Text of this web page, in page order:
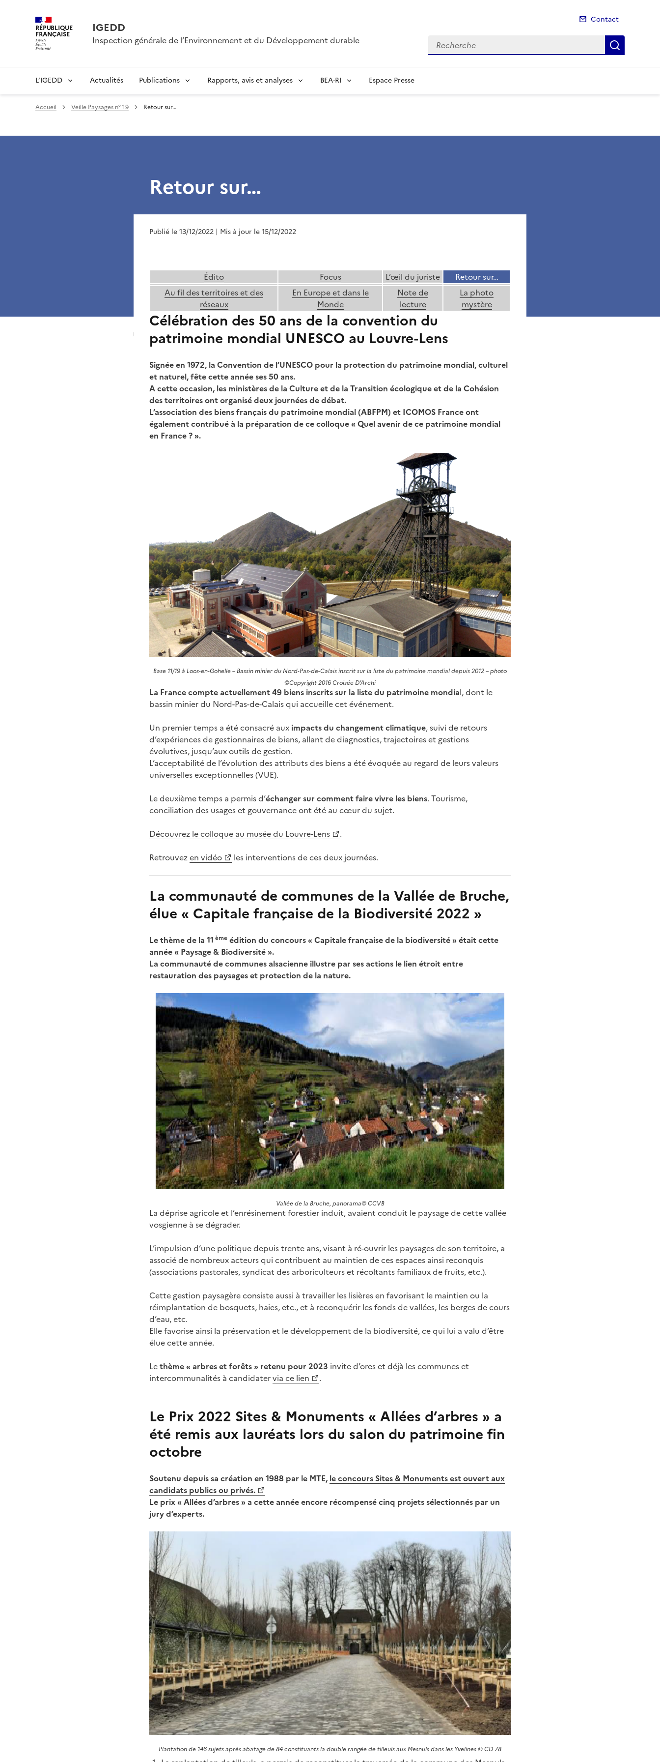
RÉPUBLIQUE
FRANÇAISE IGEDD
Inspection générale de l’Environnement et du Développement durable
Contact
Recherche
L’IGEDD Actualités Publications Rapports, avis et analyses BEA-RI Espace Presse
Accueil Veille Paysages n° 19 Retour sur…
Retour sur…
Publié le 13/12/2022 | Mis à jour le 15/12/2022
Édito Focus L’œil du juriste
Retour sur…
Au fil des territoires et des
réseaux
En Europe et dans le
Monde
Note de
lecture
La photo
mystère
Célébration des 50 ans de la convention du
patrimoine mondial UNESCO au Louvre-Lens
Signée en 1972, la Convention de l’UNESCO pour la protection du patrimoine mondial, culturel
et naturel, fête cette année ses 50 ans.
A cette occasion, les ministères de la Culture et de la Transition écologique et de la Cohésion
des territoires ont organisé deux journées de débat.
L’association des biens français du patrimoine mondial (ABFPM) et ICOMOS France ont
également contribué à la préparation de ce colloque « Quel avenir de ce patrimoine mondial
en France ? ».
Base 11/19 à Loos-en-Gohelle – Bassin minier du Nord-Pas-de-Calais inscrit sur la liste du patrimoine mondial depuis 2012 – photo
©Copyright 2016 Croisée D’Archi
La France compte actuellement 49 biens inscrits sur la liste du patrimoine mondial, dont le
bassin minier du Nord-Pas-de-Calais qui accueille cet événement.
Un premier temps a été consacré aux impacts du changement climatique, suivi de retours
d’expériences de gestionnaires de biens, allant de diagnostics, trajectoires et gestions
évolutives, jusqu’aux outils de gestion.
L’acceptabilité de l’évolution des attributs des biens a été évoquée au regard de leurs valeurs
universelles exceptionnelles (VUE).
Le deuxième temps a permis d’échanger sur comment faire vivre les biens. Tourisme,
conciliation des usages et gouvernance ont été au cœur du sujet.
Découvrez le colloque au musée du Louvre-Lens
.
Retrouvezen vidéo les interventions de ces deux journées.
La communauté de communes de la Vallée de Bruche,
élue « Capitale française de la Biodiversité 2022 »
Le thème de la 11 ème édition du concours « Capitale française de la biodiversité » était cette
année « Paysage & Biodiversité ».
La communauté de communes alsacienne illustre par ses actions le lien étroit entre
restauration des paysages et protection de la nature.
Vallée de la Bruche, panorama© CCVB
La déprise agricole et l’enrésinement forestier induit, avaient conduit le paysage de cette vallée
vosgienne à se dégrader.
L’impulsion d’une politique depuis trente ans, visant à ré-ouvrir les paysages de son territoire, a
associé de nombreux acteurs qui contribuent au maintien de ces espaces ainsi reconquis
(associations pastorales, syndicat des arboriculteurs et récoltants familiaux de fruits, etc.).
Cette gestion paysagère consiste aussi à travailler les lisières en favorisant le maintien ou la
réimplantation de bosquets, haies, etc., et à reconquérir les fonds de vallées, les berges de cours
d’eau, etc.
Elle favorise ainsi la préservation et le développement de la biodiversité, ce qui lui a valu d’être
élue cette année.
Lethème « arbres et forêts » retenu pour 2023 invite d’ores et déjà les communes et
intercommunalités à candidatervia ce lien .
Le Prix 2022 Sites & Monuments « Allées d’arbres » a
été remis aux lauréats lors du salon du patrimoine fin
octobre
Soutenu depuis sa création en 1988 par le MTE, le concours Sites & Monuments est ouvert aux
candidats publics ou privés.
Le prix « Allées d’arbres » a cette année encore récompensé cinq projets sélectionnés par un
jury d’experts.
Plantation de 146 sujets après abatage de 84 constituants la double rangée de tilleuls aux Mesnuls dans les Yvelines © CD 78